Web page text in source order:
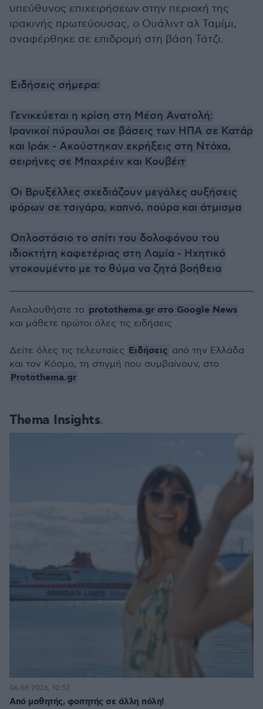
υπεύθυνος επιχειρήσεων στην περιοχή της
ιρακινής πρωτεύουσας, ο Ουάλιντ αλ Ταμίμι,
αναφέρθηκε σε επιδρομή στη βάση Τάτζι.
Ειδήσεις σήμερα:
Γενικεύεται η κρίση στη Μέση Ανατολή:
Ιρανικοί πύραυλοι σε βάσεις των ΗΠΑ σε Κατάρ
και Ιράκ - Ακούστηκαν εκρήξεις στη Ντόχα,
σειρήνες σε Μπαχρέιν και Κουβέιτ
Οι Βρυξέλλες σχεδιάζουν μεγάλες αυξήσεις
φόρων σε τσιγάρα, καπνό, πούρα και άτμισμα
Οπλοστάσιο το σπίτι του δολοφόνου του
ιδιοκτήτη καφετέριας στη Λαμία - Ηχητικό
ντοκουμέντο με το θύμα να ζητά βοήθεια
Thema Insights
Από μαθητής, φοιτητής σε άλλη πόλη!
06.08.2026, 10:52
Ακολουθήστε το protothema.gr στο Google News
και μάθετε πρώτοι όλες τις ειδήσεις
Δείτε όλες τις τελευταίες Ειδήσεις από την Ελλάδα
και τον Κόσμο, τη στιγμή που συμβαίνουν, στο
Protothema.gr